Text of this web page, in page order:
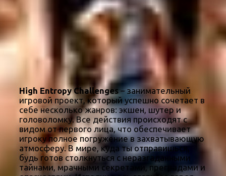
High Entropy Challenges– занимательный
игровой проект, который успешно сочетает в
себе несколько жанров: экшен, шутер и
головоломку. Все действия происходят с
видом от первого лица, что обеспечивает
игроку полное погружение в захватывающую
атмосферу. В мире, куда ты отправишься,
будь готов столкнуться с неразгаданными
тайнами, мрачными секретами, преградами и